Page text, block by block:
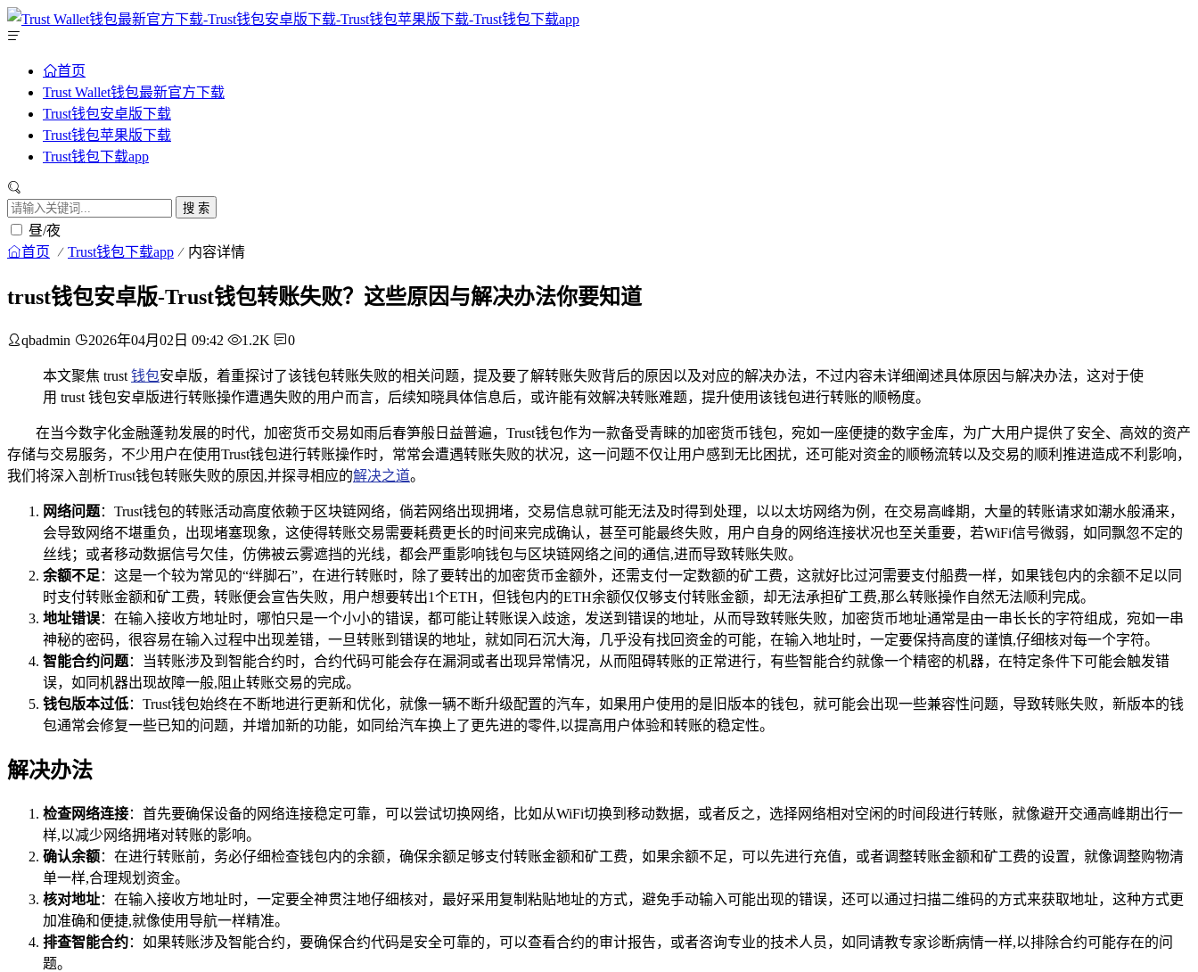
首页
Trust Wallet钱包最新官方下载
Trust钱包安卓版下载
Trust钱包苹果版下载
Trust钱包下载app
搜 索
昼/夜
首页 Trust钱包下载app 内容详情
trust钱包安卓版-Trust钱包转账失败？这些原因与解决办法你要知道
qbadmin 2026年04月02日 09:42 1.2K 0
本文聚焦 trust 钱包安卓版，着重探讨了该钱包转账失败的相关问题，提及要了解转账失败背后的原因以及对应的解决办法，不过内容未详细阐述具体原因与解决办法，这对于使
用 trust 钱包安卓版进行转账操作遭遇失败的用户而言，后续知晓具体信息后，或许能有效解决转账难题，提升使用该钱包进行转账的顺畅度。
在当今数字化金融蓬勃发展的时代，加密货币交易如雨后春笋般日益普遍，Trust钱包作为一款备受青睐的加密货币钱包，宛如一座便捷的数字金库，为广大用户提供了安全、高效的资产
存储与交易服务，不少用户在使用Trust钱包进行转账操作时，常常会遭遇转账失败的状况，这一问题不仅让用户感到无比困扰，还可能对资金的顺畅流转以及交易的顺利推进造成不利影响，
我们将深入剖析Trust钱包转账失败的原因,并探寻相应的解决之道。
网络问题：Trust钱包的转账活动高度依赖于区块链网络，倘若网络出现拥堵，交易信息就可能无法及时得到处理，以以太坊网络为例，在交易高峰期，大量的转账请求如潮水般涌来，
会导致网络不堪重负，出现堵塞现象，这使得转账交易需要耗费更长的时间来完成确认，甚至可能最终失败，用户自身的网络连接状况也至关重要，若WiFi信号微弱，如同飘忽不定的
丝线；或者移动数据信号欠佳，仿佛被云雾遮挡的光线，都会严重影响钱包与区块链网络之间的通信,进而导致转账失败。
余额不足 ：这是一个较为常见的“绊脚石”，在进行转账时，除了要转出的加密货币金额外，还需支付一定数额的矿工费，这就好比过河需要支付船费一样，如果钱包内的余额不足以同
时支付转账金额和矿工费，转账便会宣告失败，用户想要转出1个ETH，但钱包内的ETH余额仅仅够支付转账金额，却无法承担矿工费,那么转账操作自然无法顺利完成。
地址错误：在输入接收方地址时，哪怕只是一个小小的错误，都可能让转账误入歧途，发送到错误的地址，从而导致转账失败，加密货币地址通常是由一串长长的字符组成，宛如一串
神秘的密码，很容易在输入过程中出现差错，一旦转账到错误的地址，就如同石沉大海，几乎没有找回资金的可能，在输入地址时，一定要保持高度的谨慎,仔细核对每一个字符。
智能合约问题：当转账涉及到智能合约时，合约代码可能会存在漏洞或者出现异常情况，从而阻碍转账的正常进行，有些智能合约就像一个精密的机器，在特定条件下可能会触发错
误，如同机器出现故障一般,阻止转账交易的完成。
钱包版本过低：Trust钱包始终在不断地进行更新和优化，就像一辆不断升级配置的汽车，如果用户使用的是旧版本的钱包，就可能会出现一些兼容性问题，导致转账失败，新版本的钱
包通常会修复一些已知的问题，并增加新的功能，如同给汽车换上了更先进的零件,以提高用户体验和转账的稳定性。
解决办法
检查网络连接：首先要确保设备的网络连接稳定可靠，可以尝试切换网络，比如从WiFi切换到移动数据，或者反之，选择网络相对空闲的时间段进行转账，就像避开交通高峰期出行一
样,以减少网络拥堵对转账的影响。
确认余额：在进行转账前，务必仔细检查钱包内的余额，确保余额足够支付转账金额和矿工费，如果余额不足，可以先进行充值，或者调整转账金额和矿工费的设置，就像调整购物清
单一样,合理规划资金。
核对地址：在输入接收方地址时，一定要全神贯注地仔细核对，最好采用复制粘贴地址的方式，避免手动输入可能出现的错误，还可以通过扫描二维码的方式来获取地址，这种方式更
加准确和便捷,就像使用导航一样精准。
排查智能合约：如果转账涉及智能合约，要确保合约代码是安全可靠的，可以查看合约的审计报告，或者咨询专业的技术人员，如同请教专家诊断病情一样,以排除合约可能存在的问
题。